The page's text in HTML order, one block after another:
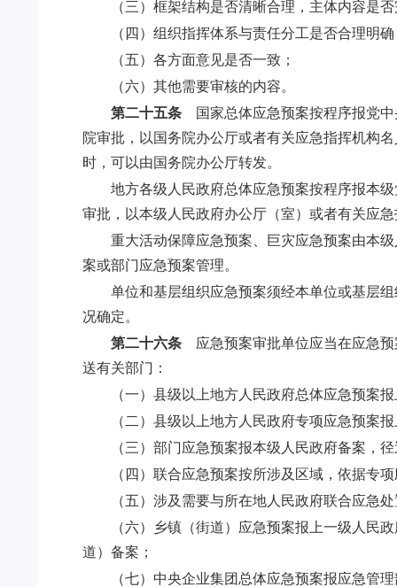
（三）框架结构是否清晰合理，主体内容是
（四）组织指挥体系与责任分工是否合理明
（五）各方面意见是否一致；
（六）其他需要审核的内容。
第二十五条 国家总体应急预案按程序报党中
院审批，以国务院办公厅或者有关应急指挥机构
时，可以由国务院办公厅转发。
地方各级人民政府总体应急预案按程序报本
审批，以本级人民政府办公厅（室）或者有关应
重大活动保障应急预案、巨灾应急预案由本
案或部门应急预案管理。
单位和基层组织应急预案须经本单位或基层
况确定。
第二十六条 应急预案审批单位应当在应急预
送有关部门：
（一）县级以上地方人民政府总体应急预案
（二）县级以上地方人民政府专项应急预案
（三）部门应急预案报本级人民政府备案，
（四）联合应急预案按所涉及区域，依据专
（五）涉及需要与所在地人民政府联合应急
（六）乡镇（街道）应急预案报上一级人民
道）备案；
（七）中央企业集团总体应急预案报应急管